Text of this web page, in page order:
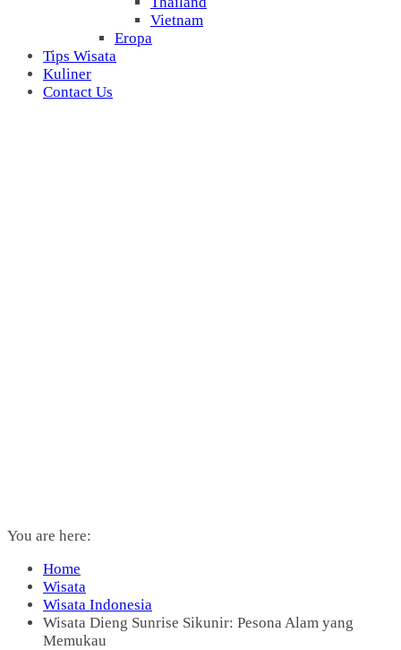
Vietnam
Eropa
Tips Wisata
Kuliner
Contact Us
You are here:
Home
Wisata
Wisata Indonesia
Wisata Dieng Sunrise Sikunir: Pesona Alam yang
Memukau